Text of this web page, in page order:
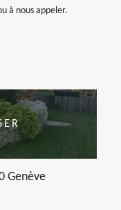
à nous appeler.
Genève